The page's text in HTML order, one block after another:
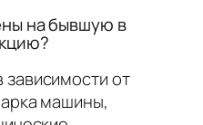
на бывшую в
от
машины,